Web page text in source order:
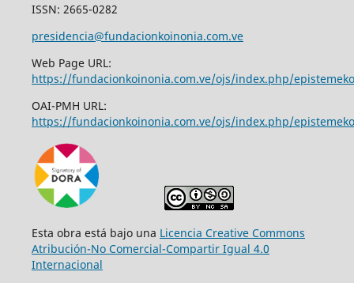
ISSN: 2665-0282
presidencia@fundacionkoinonia.com.ve
Web Page URL:
https://fundacionkoinonia.com.ve/ojs/index.php/
OAI-PMH URL:
https://fundacionkoinonia.com.ve/ojs/index.php/
Esta obra está bajo una Licencia Creative Commons
Atribución-No Comercial-Compartir Igual 4.0
Internacional